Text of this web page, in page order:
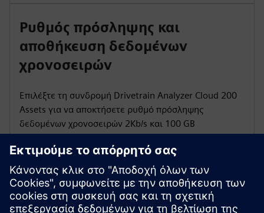
Ρυθμός πρόσληψης και
αποθήκευση δεδομένων
χρονοσειρών
Επιλέξτε τη συνδρομή Drivetrain Analyzer Cloud 200
Assets για να αποκτήσετε ρυθμό πρόσληψης
δεδομένων χρονοσειρών 2Kb/s και 100 GB
αποθήκευσης δεδομένων χρονοσειρών.
Ενότητες εκδηλώσεων